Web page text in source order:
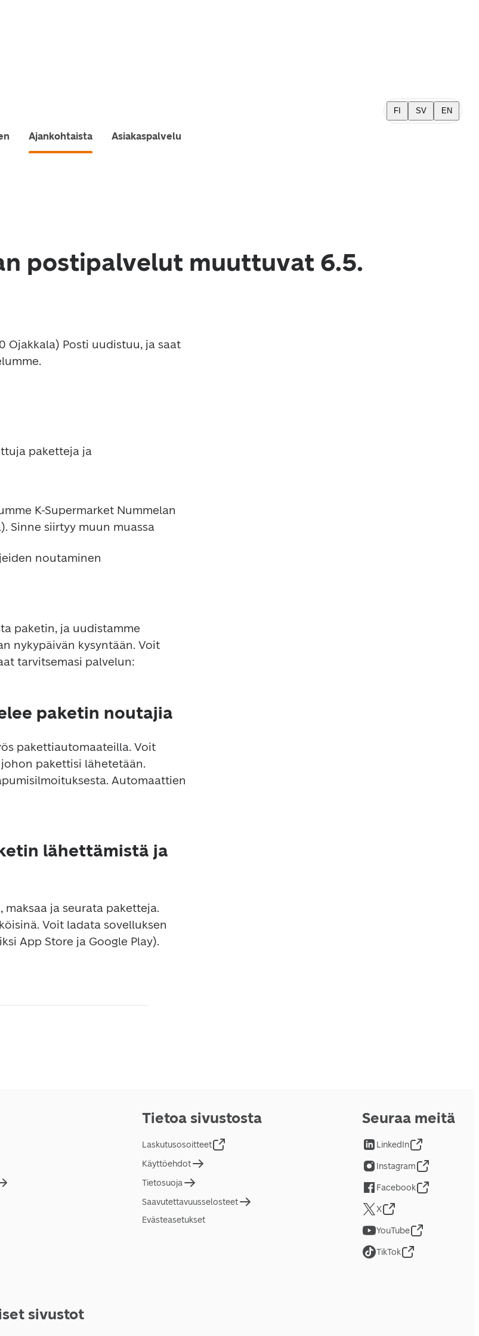
FI SV EN
Ajankohtaista Asiakaspalvelu
postipalvelut muuttuvat 6.5.
Ojakkala) Posti uudistuu, ja saat
paketteja ja
K-Supermarket Nummelan
Sinne siirtyy muun muassa
noutaminen
paketin, ja uudistamme
nykypäivän kysyntään. Voit
paketin noutajia
pakettiautomaateilla. Voit
pakettisi lähetetään.
Automaattien
lähettämistä ja
ja seurata paketteja.
Voit ladata sovelluksen
App Store ja Google Play).
Tietoa sivustosta
Laskutusosoitteet
Käyttöehdot
Tietosuoja
Saavutettavuusselosteet
Evästeasetukset
sivustot
Seuraa meitä
LinkedIn
Instagram
Facebook
X
YouTube
TikTok